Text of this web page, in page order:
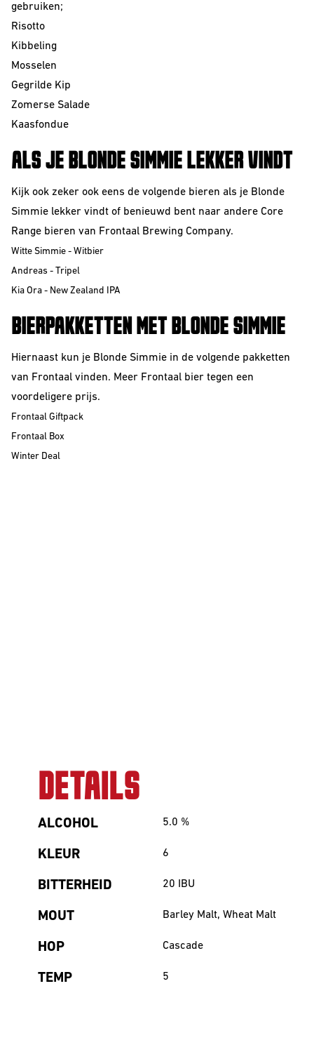
gebruiken;
Risotto
Kibbeling
Mosselen
Gegrilde Kip
Zomerse Salade
Kaasfondue
ALS JE BLONDE SIMMIE LEKKER VINDT
Kijk ook zeker ook eens de volgende bieren als je Blonde
Simmie lekker vindt of benieuwd bent naar andere Core
Range bieren van Frontaal Brewing Company.
Witte Simmie - Witbier
Andreas - Tripel
Kia Ora - New Zealand IPA
BIERPAKKETTEN MET BLONDE SIMMIE
Hiernaast kun je Blonde Simmie in de volgende pakketten
van Frontaal vinden. Meer Frontaal bier tegen een
voordeligere prijs.
Frontaal Giftpack
Frontaal Box
Winter Deal
DETAILS
ALCOHOL 5.0 %
KLEUR 6
BITTERHEID 20 IBU
MOUT Barley Malt, Wheat Malt
HOP Cascade
TEMP 5